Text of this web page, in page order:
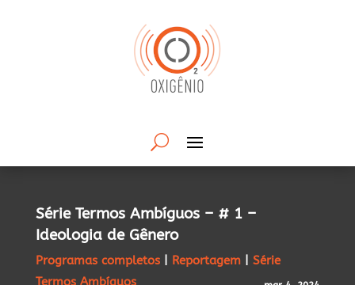
Série Termos Ambíguos – # 1 –
Ideologia de Gênero
Programas completos| Reportagem| Série
Termos Ambíguos